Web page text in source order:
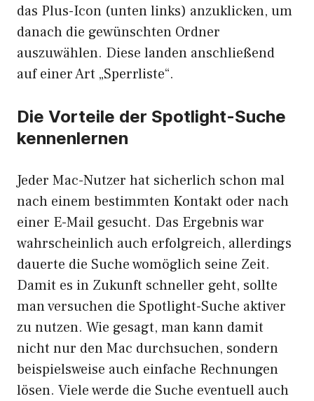
das Plus-Icon (unten links) anzuklicken, um
danach die gewünschten Ordner
auszuwählen. Diese landen anschließend
auf einer Art „Sperrliste“.
Die Vorteile der Spotlight-Suche
kennenlernen
Jeder Mac-Nutzer hat sicherlich schon mal
nach einem bestimmten Kontakt oder nach
einer E-Mail gesucht. Das Ergebnis war
wahrscheinlich auch erfolgreich, allerdings
dauerte die Suche womöglich seine Zeit.
Damit es in Zukunft schneller geht, sollte
man versuchen die Spotlight-Suche aktiver
zu nutzen. Wie gesagt, man kann damit
nicht nur den Mac durchsuchen, sondern
beispielsweise auch einfache Rechnungen
lösen. Viele werde die Suche eventuell auch